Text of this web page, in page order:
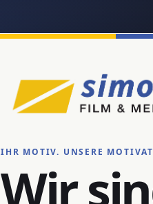
IHR MOTIV. UNSERE
Wir